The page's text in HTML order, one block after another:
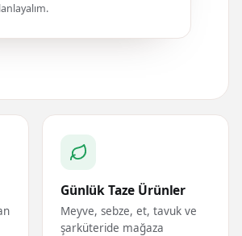
Günlük Taze Ürünler
Meyve, sebze, et, tavuk ve
şarküteride mağaza